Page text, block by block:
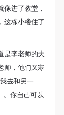
进了教堂，
这栋小楼住了
是李老师的夫
师，他们又寒
去和另一
。你自己可以